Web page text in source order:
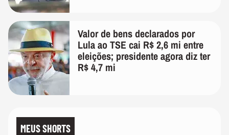
Valor de bens declarados por
Lula ao TSE cai R$ 2,6 mi entre
eleições; presidente agora diz ter
R$ 4,7 mi
MEUS SHORTS